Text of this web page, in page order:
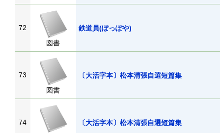
72
図書
鉄道員(ぽっぽや)
73
図書
〔大活字本〕松本清張自選短篇集
74
〔大活字本〕松本清張自選短篇集